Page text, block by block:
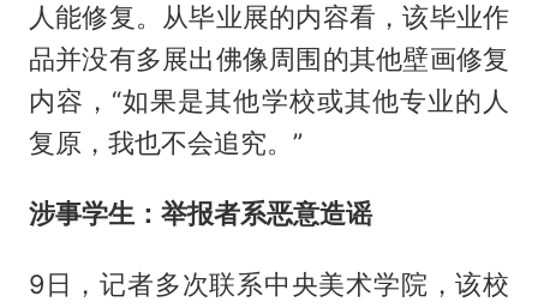
人能修复。从毕业展的内容看，该毕业作
品并没有多展出佛像周围的其他壁画修复
内容，“如果是其他学校或其他专业的人
复原，我也不会追究。”
涉事学生：举报者系恶意造谣
9日，记者多次联系中央美术学院，该校